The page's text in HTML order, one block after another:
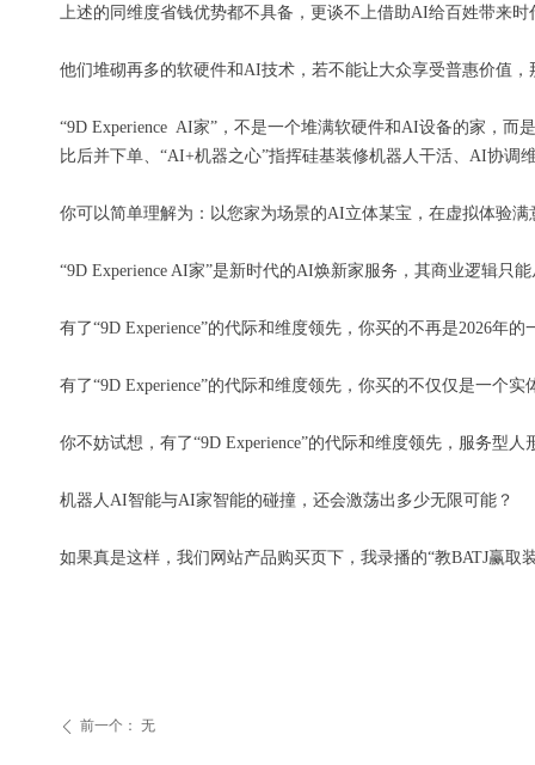
上述的同维度省钱优势都不具备，更谈不上借助AI给百姓带来时
他们堆砌再多的软硬件和AI技术，若不能让大众享受普惠价值
“9D Experience AI家”，不是一个堆满软硬件和AI设备的家，
比后并下单、“AI+机器之心”指挥硅基装修机器人干活、AI协
你可以简单理解为：以您家为场景的AI立体某宝，在虚拟体验
“9D Experience AI家”是新时代的AI焕新家服务，其商业逻辑只
有了“9D Experience”的代际和维度领先，你买的不再是2026年
有了“9D Experience”的代际和维度领先，你买的不仅仅是一个
你不妨试想，有了“9D Experience”的代际和维度领先，服务型
机器人AI智能与AI家智能的碰撞，还会激荡出多少无限可能？
如果真是这样，我们网站产品购买页下，我录播的“教BATJ赢取
ꄴ 前一个： 无